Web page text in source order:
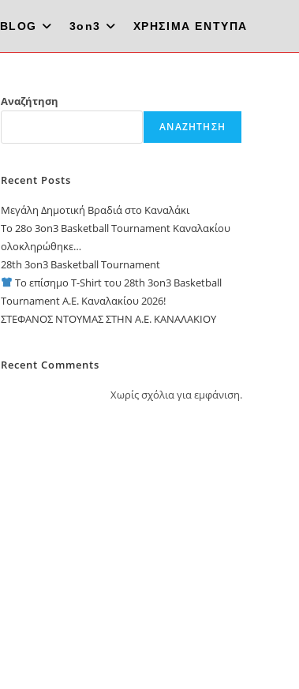
BLOG 3on3 ΧΡΗΣΙΜΑ ΕΝΤΥΠΑ
Αναζήτηση
ΑΝΑΖΉΤΗΣΗ
Recent Posts
Μεγάλη Δημοτική Βραδιά στο Καναλάκι
Το 28ο 3on3 Basketball Tournament Καναλακίου
ολοκληρώθηκε…
28th 3on3 Basketball Tournament
Το επίσημο T-Shirt του 28th 3on3 Basketball
Tournament A.E. Καναλακίου 2026!
ΣΤΕΦΑΝΟΣ ΝΤΟΥΜΑΣ ΣΤΗΝ Α.Ε. ΚΑΝΑΛΑΚΙΟΥ
Recent Comments
Χωρίς σχόλια για εμφάνιση.